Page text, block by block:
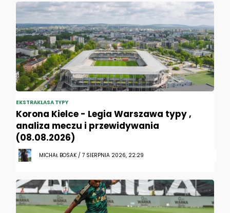
EKSTRAKLASA TYPY
Korona Kielce - Legia Warszawa typy ,
analiza meczu i przewidywania
(08.08.2026)
MICHAŁ BOSAK / 7 SIERPNIA 2026, 22:29